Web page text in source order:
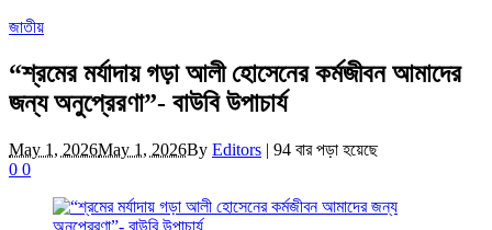
জাতীয়
“শ্রমের মর্যাদায় গড়া আলী হোসেনের কর্মজীবন আমাদের
জন্য অনুপ্রেরণা”- বাউবি উপাচার্য
May 1, 2026May 1, 2026By Editors | 94 বার পড়া হয়েছে
0 0